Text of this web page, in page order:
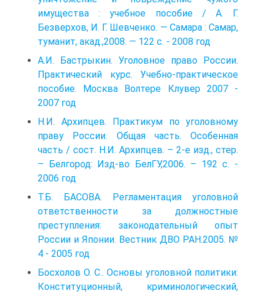
имущества : учебное пособие / А. Г.
Безверхов, И. Г. Шевченко. — Самара : Самар,
туманит, акад.,2008. — 122 с. - 2008 год
А.И. Бастрыкин. Уголовное право России.
Практический курс. Учебно-практическое
пособие. Москва Волтере Клувер 2007 -
2007 год
Н.И. Архипцев. Практикум по уголовному
праву России. Общая часть. Особенная
часть / сост. Н.И. Архипцев. – 2-е изд., стер.
– Белгород: Изд-во БелГУ,2006. – 192 с. -
2006 год
Т.Б. БАСОВА. Регламентация уголовной
ответственности за должностные
преступления: законодательный опыт
России и Японии. Вестник ДВО РАН.2005. №
4 - 2005 год
Босхолов О. С.. Основы уголовной политики:
Конституционный, криминологический,